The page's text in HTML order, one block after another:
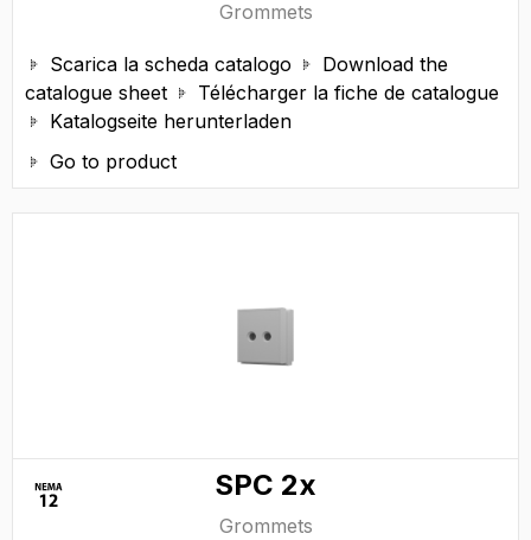
Grommets
 Scarica la scheda catalogo 
Download the
catalogue sheet
 Télécharger la fiche de catalogue
 Katalogseite herunterladen
 Go to product
SPC 2x
Grommets